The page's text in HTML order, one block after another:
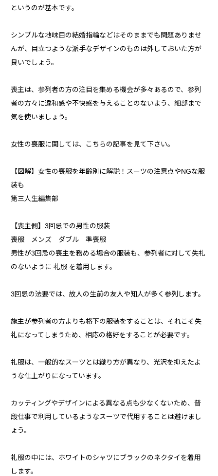
というのが基本です。
シンプルな地味目の結婚指輪などはそのままでも問題ありませ
んが、目立つような派手なデザインのものは外しておいた方が
良いでしょう。
喪主は、参列者の方の注目を集める機会が多々あるので、参列
者の方々に違和感や不快感を与えることのないよう、細部まで
気を使いましょう。
女性の喪服に関しては、こちらの記事を見て下さい。
【図解】女性の喪服を年齢別に解説！スーツの注意点やNGな服
装も
第三人生編集部
【喪主側】3回忌での男性の服装
喪服 メンズ ダブル 準喪服
男性が3回忌の喪主を務める場合の服装も、参列者に対して失礼
のないように 礼服 を着用します。
3回忌の法要では、故人の生前の友人や知人が多く参列します。
施主が参列者の方よりも格下の服装をすることは、それこそ失
礼になってしまうため、相応の格好をすることが必要です。
礼服は、一般的なスーツとは織り方が異なり、光沢を抑えたよ
うな仕上がりになっています。
カッティングやデザインによる異なる点も少なくないため、普
段仕事で利用しているようなスーツで代用することは避けまし
ょう。
礼服の中には、ホワイトのシャツにブラックのネクタイを着用
します。